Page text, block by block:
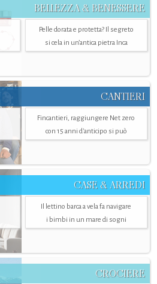
BELLEZZA & BENESSERE
Pelle dorata e protetta? Il segreto
si cela in un’antica pietra Inca
CANTIERI
Fincantieri, raggiungere Net zero
con 15 anni d'anticipo si può
CASE & ARREDI
Il lettino barca a vela fa navigare
i bimbi in un mare di sogni
CROCIERE